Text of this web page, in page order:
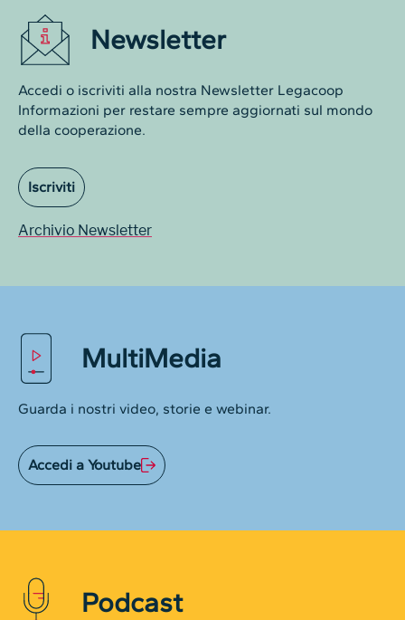
Newsletter
Accedi o iscriviti alla nostra Newsletter Legacoop
Informazioni per restare sempre aggiornati sul mondo
della cooperazione.
Iscriviti
Archivio Newsletter
MultiMedia
Guarda i nostri video, storie e webinar.
Accedi a Youtube
Podcast